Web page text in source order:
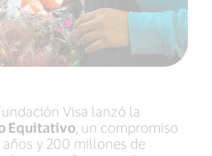
Visa lanzó la
Equitativo , un compromiso
y 200 millones de